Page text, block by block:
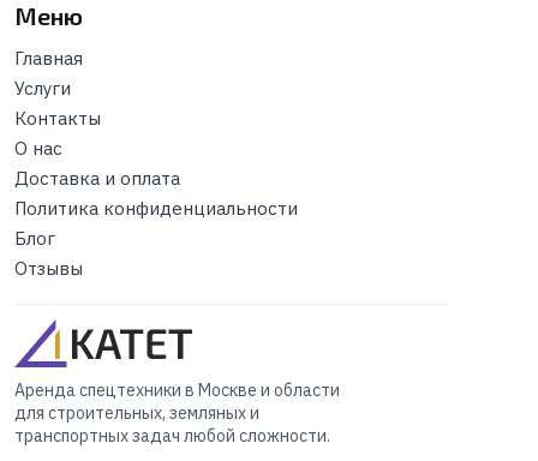
Меню
Главная
Услуги
Контакты
О нас
Доставка и оплата
Политика конфиденциальности
Блог
Отзывы
Аренда спецтехники в Москве и области
для строительных, земляных и
транспортных задач любой сложности.